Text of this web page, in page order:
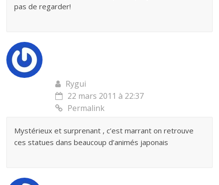
pas de regarder!
Rygui
22 mars 2011 à 22:37
Permalink
Mystérieux et surprenant , c’est marrant on retrouve
ces statues dans beaucoup d’animés japonais